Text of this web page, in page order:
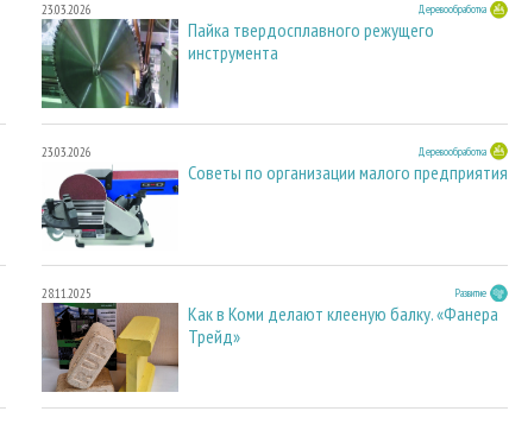
23.03.2026 Деревообработка
Пайка твердосплавного режущего
инструмента
23.03.2026 Деревообработка
Советы по организации малого предприятия
28.11.2025 Развитие
Как в Коми делают клееную балку. «Фанера
Трейд»